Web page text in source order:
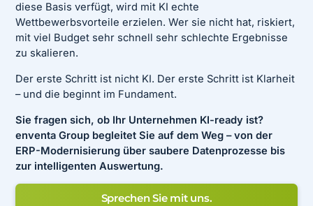
diese Basis verfügt, wird mit KI echte
Wettbewerbsvorteile erzielen. Wer sie nicht hat, riskiert,
mit viel Budget sehr schnell sehr schlechte Ergebnisse
zu skalieren.
Der erste Schritt ist nicht KI. Der erste Schritt ist Klarheit
– und die beginnt im Fundament.
Sie fragen sich, ob Ihr Unternehmen KI-ready ist?
enventa Group begleitet Sie auf dem Weg – von der
ERP-Modernisierung über saubere Datenprozesse bis
zur intelligenten Auswertung.
Sprechen Sie mit uns.